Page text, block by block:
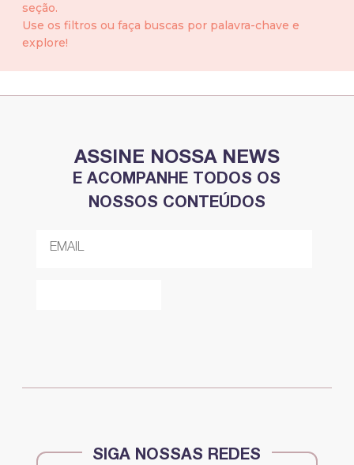
seção.
Use os filtros ou faça buscas por palavra-chave e
explore!
ASSINE NOSSA NEWS
E ACOMPANHE TODOS OS
NOSSOS CONTEÚDOS
SIGA NOSSAS REDES